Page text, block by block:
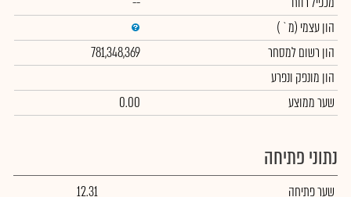
הון עצמי (מ` )
הון רשום למסחר
781,348,369
הון מונפק ונפרע
שער ממוצע
0.00
נתוני פתיחה
שער פתיחה 12.31